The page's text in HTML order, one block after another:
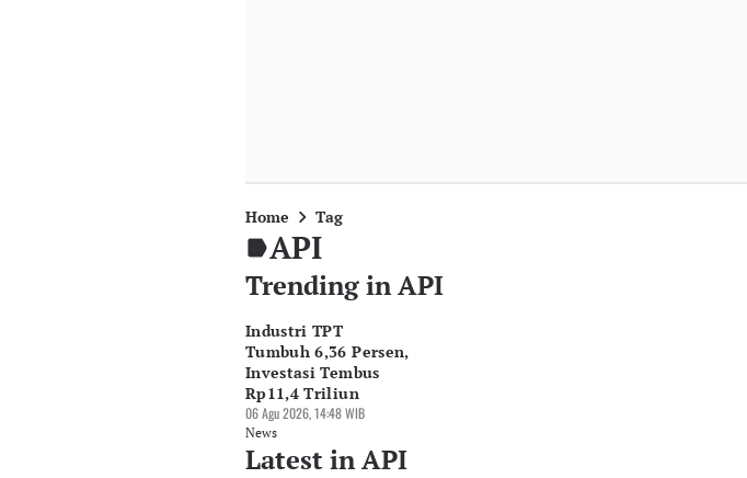
Home Tag
API
Trending in API
Industri TPT
Tumbuh 6,36 Persen,
Investasi Tembus
Rp11,4 Triliun
06 Agu 2026, 14:48 WIB
News
Latest in API